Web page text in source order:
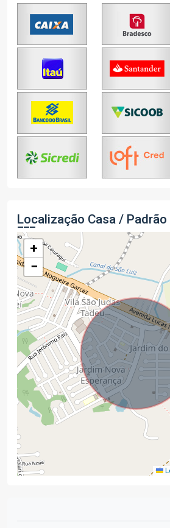
Localização Casa /
+
−